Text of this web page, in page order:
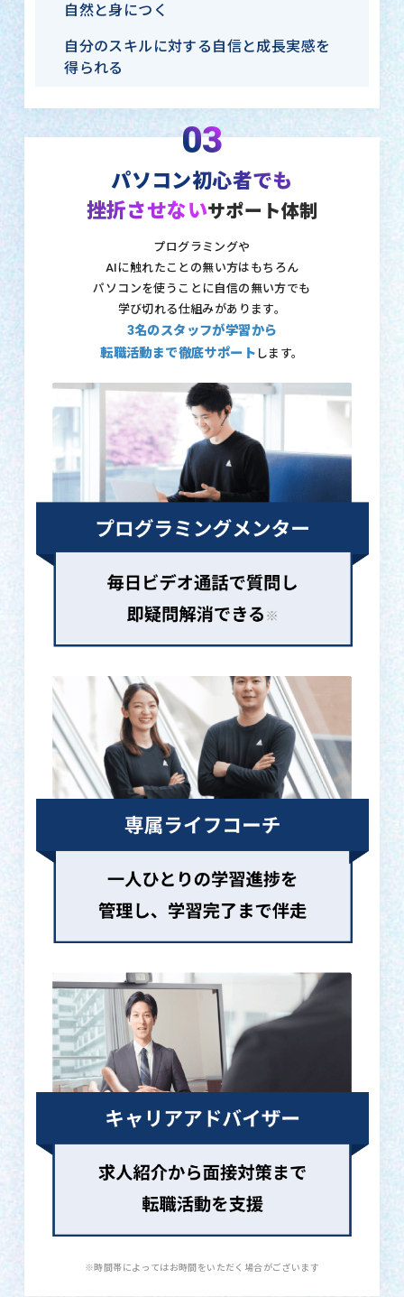
自然と身につく
自分のスキルに対する自信と成長実感を
得られる
03
パソコン初心者でも
挫折させないサポート体制
プログラミングや
AIに触れたことの無い方はもちろん
パソコンを使うことに自信の無い方でも
学び切れる仕組みがあります。
3名のスタッフが学習から
転職活動まで徹底サポート します。
※時間帯によってはお時間をいただく場合がございます